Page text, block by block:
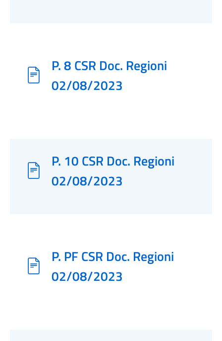
P. 8 CSR Doc. Regioni
02/08/2023
P. 10 CSR Doc. Regioni
02/08/2023
P. PF CSR Doc. Regioni
02/08/2023